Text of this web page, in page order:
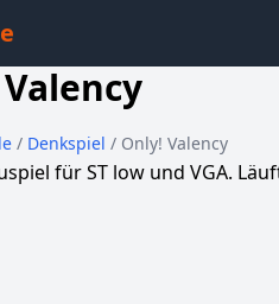
/ Denkspiel / Only! Valency
für ST low und VGA.